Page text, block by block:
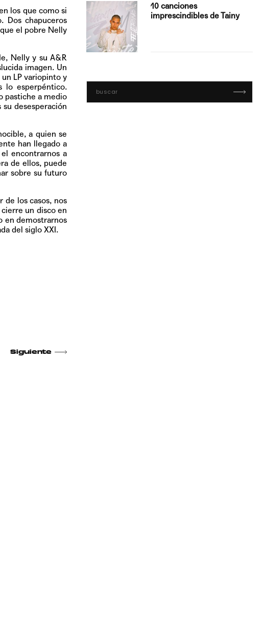
los que como si
Dos chapuceros
el pobre Nelly
Nelly y su A&R
imagen. Un
LP variopinto y
lo esperpéntico.
pastiche a medio
desesperación
a quien se
han llegado a
encontrarnos a
de ellos, puede
sobre su futuro
de los casos, nos
un disco en
en demostrarnos
del siglo XXI.
Siguiente
'Bucle', el…
10 canciones
imprescindibles de Tainy